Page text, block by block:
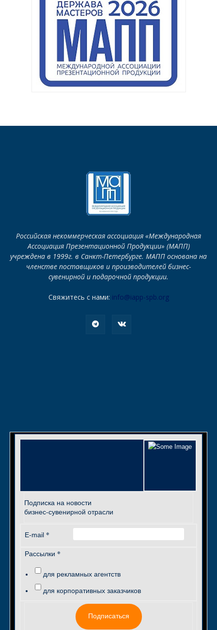
Российская некоммерческая ассоциация «Международная
Ассоциация Презентационной Продукции» (МАПП)
учреждена в 1999г. в Санкт-Петербурге. МАПП основана на
членстве поставщиков и производителей бизнес-
сувенирной и подарочной продукции.
Свяжитесь с нами: info@iapp-spb.org
Подписка на новости
бизнес-сувенирной отрасли
E-mail *
Рассылки *
для рекламных агентств
для корпоративных заказчиков
Подписаться